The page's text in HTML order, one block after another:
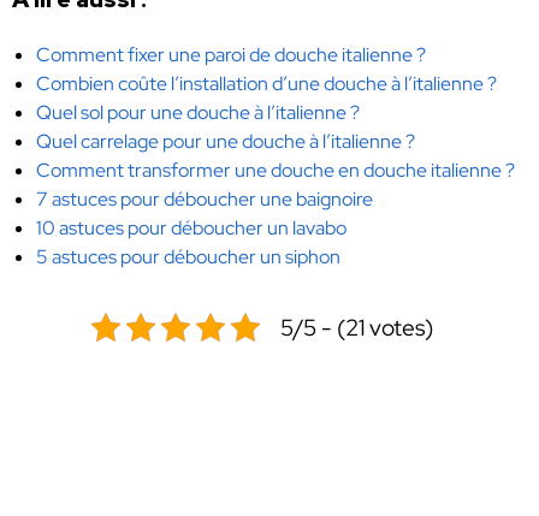
Comment fixer une paroi de douche italienne ?
Combien coûte l’installation d’une douche à l’italienne ?
Quel sol pour une douche à l’italienne ?
Quel carrelage pour une douche à l’italienne ?
Comment transformer une douche en douche italienne ?
7 astuces pour déboucher une baignoire
10 astuces pour déboucher un lavabo
5 astuces pour déboucher un siphon
5/5 - (21 votes)